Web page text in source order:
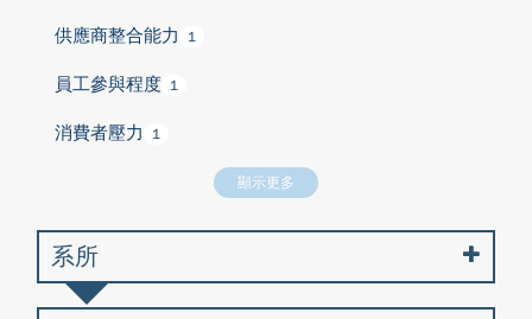
供應商整合能力 1
員工參與程度 1
消費者壓力 1
顯示更多
系所